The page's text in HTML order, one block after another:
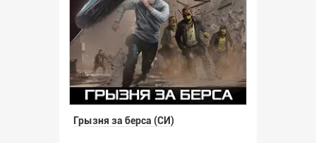
Грызня за берса (СИ)